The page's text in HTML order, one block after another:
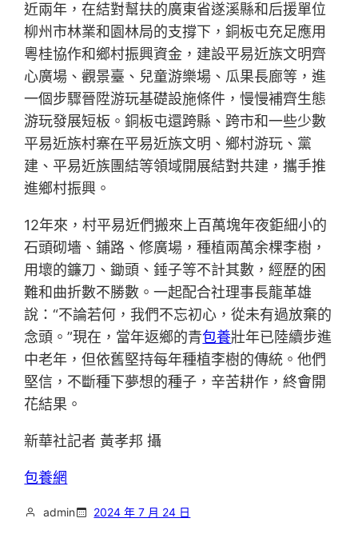
近兩年，在結對幫扶的廣東省遂溪縣和后援單位
柳州市林業和園林局的支撐下，銅板屯充足應用
粵桂協作和鄉村振興資金，建設平易近族文明齊
心廣場、觀景臺、兒童游樂場、瓜果長廊等，進
一個步驟晉陞游玩基礎設施條件，慢慢補齊生態
游玩發展短板。銅板屯還跨縣、跨市和一些少數
平易近族村寨在平易近族文明、鄉村游玩、黨
建、平易近族團結等領域開展結對共建，攜手推
進鄉村振興。
12年來，村平易近們搬來上百萬塊年夜鉅細小的
石頭砌墻、鋪路、修廣場，種植兩萬余棵李樹，
用壞的鐮刀、鋤頭、錘子等不計其數，經歷的困
難和曲折數不勝數。一起配合社理事長龍革雄
說：“不論若何，我們不忘初心，從未有過放棄的
念頭。”現在，當年返鄉的青包養壯年已陸續步進
中老年，但依舊堅持每年種植李樹的傳統。他們
堅信，不斷種下夢想的種子，辛苦耕作，終會開
花結果。
新華社記者 黃孝邦 攝
包養網
admin 2024 年 7 月 24 日